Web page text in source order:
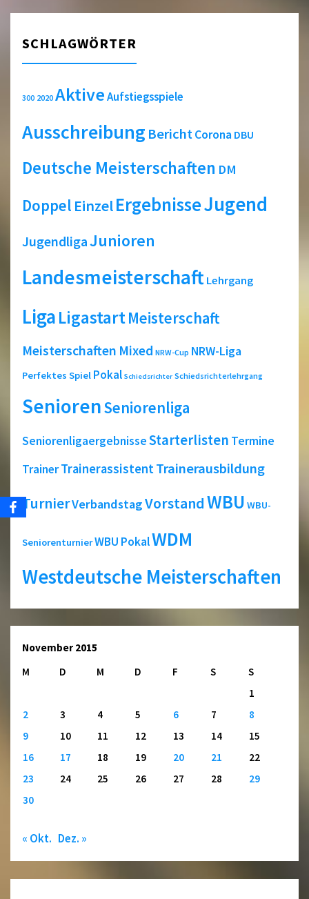
SCHLAGWÖRTER
300 2020 AktiveAufstiegsspiele
Ausschreibung BerichtCorona DBU
Deutsche Meisterschaften DM
Doppel EinzelErgebnisseJugend
JugendligaJunioren
Landesmeisterschaft Lehrgang
LigaLigastartMeisterschaft
Meisterschaften Mixed NRW-Cup NRW-Liga
Perfektes Spiel Pokal Schiedsrichter Schiedsrichterlehrgang
SeniorenSeniorenliga
SeniorenligaergebnisseStarterlisten Termine
TrainerTrainerassistentTrainerausbildung
TurnierVerbandstagVorstandWBU WBU-
SeniorenturnierWBU PokalWDM
Westdeutsche Meisterschaften
November 2015
M
D M D F S
S
1
2
3 4 5 6 7
8
9
10 11 12 13 14
15
16
17 18 19 20 21
22
23
24 25 26 27 28
29
30
« Okt. Dez. »